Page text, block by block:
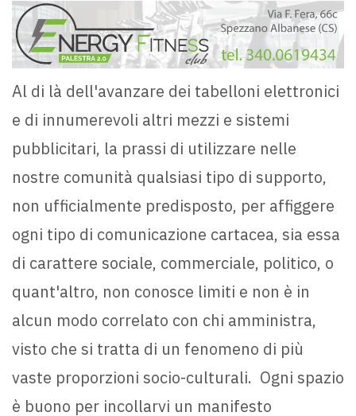
Al di là dell'avanzare dei tabelloni elettronici
e di innumerevoli altri mezzi e sistemi
pubblicitari, la prassi di utilizzare nelle
nostre comunità qualsiasi tipo di supporto,
non ufficialmente predisposto, per affiggere
ogni tipo di comunicazione cartacea, sia essa
di carattere sociale, commerciale, politico, o
quant'altro, non conosce limiti e non è in
alcun modo correlato con chi amministra,
visto che si tratta di un fenomeno di più
vaste proporzioni socio-culturali. Ogni spazio
è buono per incollarvi un manifesto